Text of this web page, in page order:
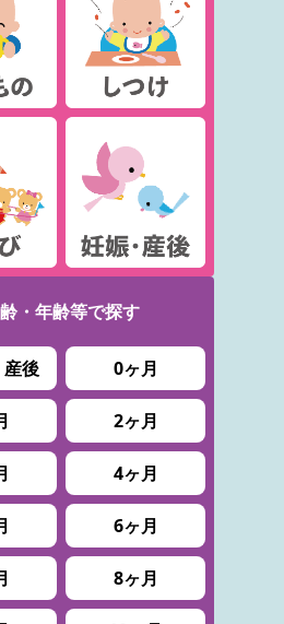
・年齢等で探す
後 0ヶ月
2ヶ月
4ヶ月
6ヶ月
8ヶ月